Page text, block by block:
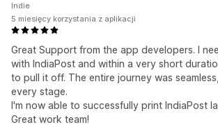
Great Support from the app developers. I
with IndiaPost and within a very short
to pull it off. The entire journey was
every stage.
I'm now able to successfully print IndiaPost
Great work team!
Indie
5 miesięcy korzystania z aplikacji